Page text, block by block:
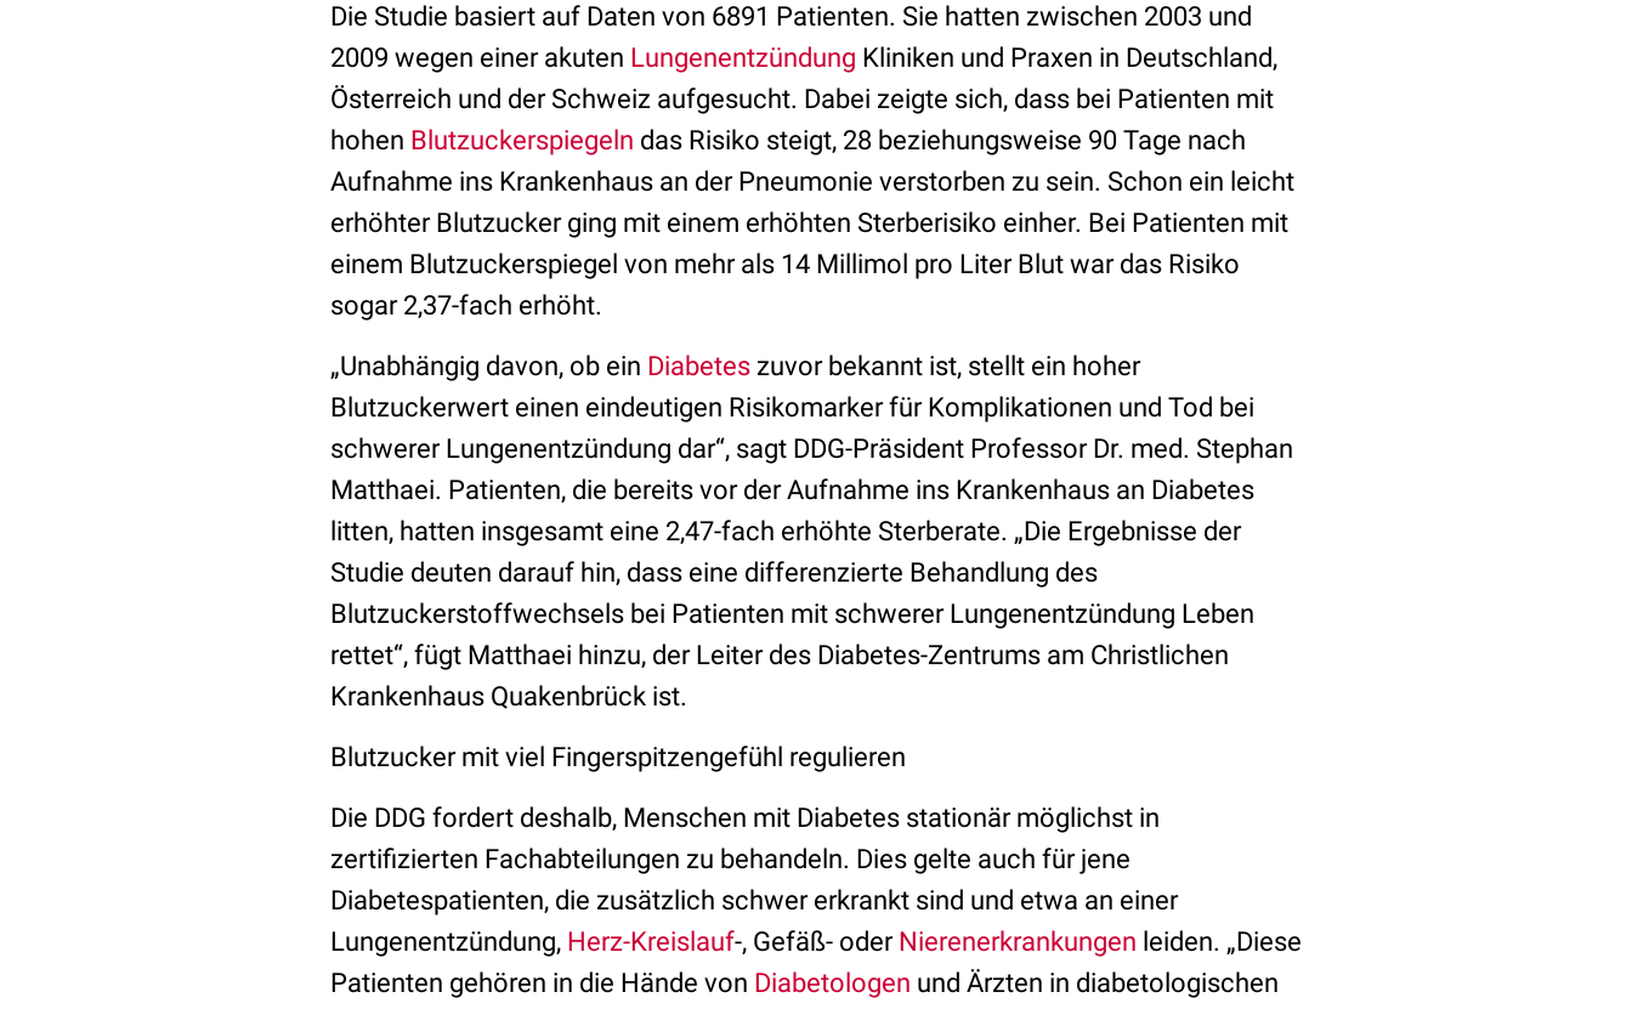
Die Studie basiert auf Daten von 6891 Patienten. Sie hatten zwischen 2003 und
2009 wegen einer akuten Lungenentzündung Kliniken und Praxen in Deutschland,
Österreich und der Schweiz aufgesucht. Dabei zeigte sich, dass bei Patienten mit
hohen Blutzuckerspiegeln das Risiko steigt, 28 beziehungsweise 90 Tage nach
Aufnahme ins Krankenhaus an der Pneumonie verstorben zu sein. Schon ein leicht
erhöhter Blutzucker ging mit einem erhöhten Sterberisiko einher. Bei Patienten mit
einem Blutzuckerspiegel von mehr als 14 Millimol pro Liter Blut war das Risiko
sogar 2,37-fach erhöht.
„Unabhängig davon, ob ein Diabetes zuvor bekannt ist, stellt ein hoher
Blutzuckerwert einen eindeutigen Risikomarker für Komplikationen und Tod bei
schwerer Lungenentzündung dar“, sagt DDG-Präsident Professor Dr. med. Stephan
Matthaei. Patienten, die bereits vor der Aufnahme ins Krankenhaus an Diabetes
litten, hatten insgesamt eine 2,47-fach erhöhte Sterberate. „Die Ergebnisse der
Studie deuten darauf hin, dass eine differenzierte Behandlung des
Blutzuckerstoffwechsels bei Patienten mit schwerer Lungenentzündung Leben
rettet“, fügt Matthaei hinzu, der Leiter des Diabetes-Zentrums am Christlichen
Krankenhaus Quakenbrück ist.
Blutzucker mit viel Fingerspitzengefühl regulieren
Die DDG fordert deshalb, Menschen mit Diabetes stationär möglichst in
zertifizierten Fachabteilungen zu behandeln. Dies gelte auch für jene
Diabetespatienten, die zusätzlich schwer erkrankt sind und etwa an einer
Lungenentzündung, Herz-Kreislauf-, Gefäß- oder Nierenerkrankungen leiden. „Diese
Patienten gehören in die Hände von Diabetologen und Ärzten in diabetologischen